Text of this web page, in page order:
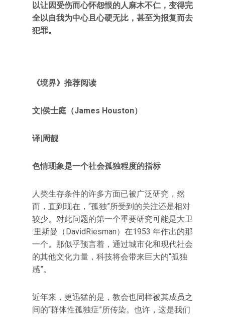
以让因受伤而心怀怨恨的人麻木不仁，变得完
全以自我为中心且心硬无比，甚至为报复而去
犯罪。
《境界》推荐阅读
文|侯士庭（James Houston）
译|周靓
色情现象是一个社会孤独程度的指标
人类生存条件的许多方面已被广泛研究，然
而，直到现在，“孤独”所受到的关注还是相对
较少。对此问题的第一个重要研究可能是大卫
·里斯曼（DavidRiesman）在1953 年作出的那
一个。那似乎预言着，通过城市化和现代社会
的其他文化力量，科技将会带来巨大的“孤独
感”。
近年来，更迅猛的是，教会也同样被其成员之
间的“群体性孤独症”所传染。也许，这是我们